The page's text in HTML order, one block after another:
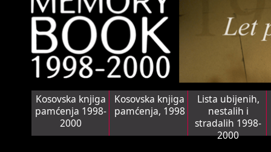
Kosovska knjiga
pamćenja 1998-
2000
Kosovska knjiga
pamćenja, 1998
Lista ubijenih,
nestalih i
stradalih 1998-
2000